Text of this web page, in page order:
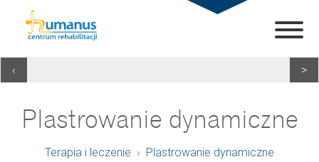
‹ >
Plastrowanie dynamiczne
Terapia i leczenie Plastrowanie dynamiczne